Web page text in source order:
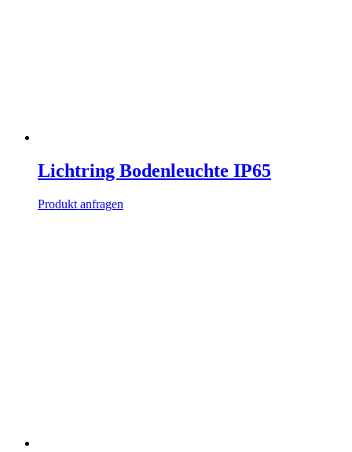
Lichtring Bodenleuchte IP65
Produkt anfragen